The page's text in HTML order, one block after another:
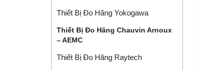
Thiết Bị Đo Hãng Yokogawa
Thiết Bị Đo Hãng Chauvin Arnoux
– AEMC
Thiết Bị Đo Hãng Raytech